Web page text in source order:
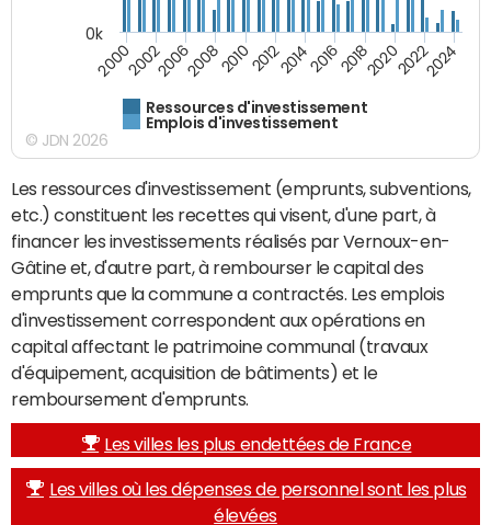
Ressources d'investissement
Emplois d'investissement
200020022006200820102012201420162018202020222024
0k
© JDN 2026
Les ressources d'investissement (emprunts, subventions,
etc.) constituent les recettes qui visent, d'une part, à
financer les investissements réalisés par Vernoux-en-
Gâtine et, d'autre part, à rembourser le capital des
emprunts que la commune a contractés. Les emplois
d'investissement correspondent aux opérations en
capital affectant le patrimoine communal (travaux
d'équipement, acquisition de bâtiments) et le
remboursement d'emprunts.
Les villes les plus endettées de France
Les villes où les dépenses de personnel sont les plus
élevées